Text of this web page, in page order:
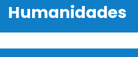
Humanidades